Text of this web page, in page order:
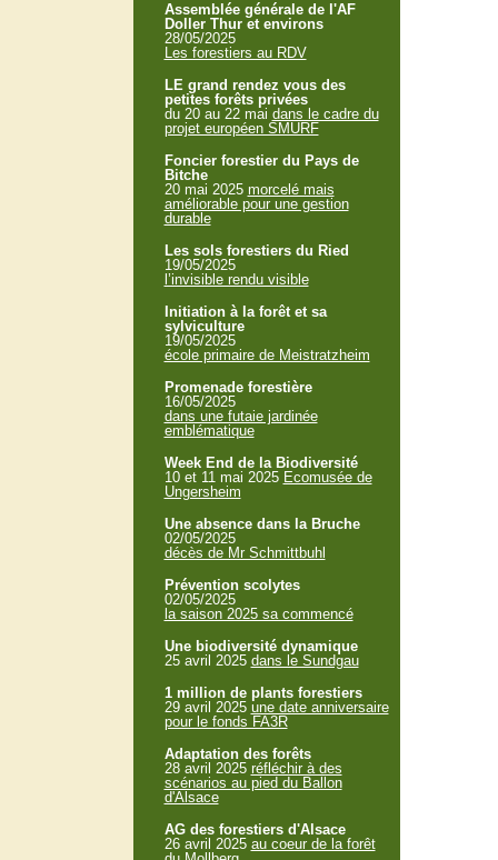
Assemblée générale de l'AF
Doller Thur et environs
28/05/2025
Les forestiers au RDV
LE grand rendez vous des
petites forêts privées
du 20 au 22 mai dans le cadre du
projet européen SMURF
Foncier forestier du Pays de
Bitche
20 mai 2025 morcelé mais
améliorable pour une gestion
durable
Les sols forestiers du Ried
19/05/2025
l’invisible rendu visible
Initiation à la forêt et sa
sylviculture
19/05/2025
école primaire de Meistratzheim
Promenade forestière
16/05/2025
dans une futaie jardinée
emblématique
Week End de la Biodiversité
10 et 11 mai 2025 Ecomusée de
Ungersheim
Une absence dans la Bruche
02/05/2025
décès de Mr Schmittbuhl
Prévention scolytes
02/05/2025
la saison 2025 sa commencé
Une biodiversité dynamique
25 avril 2025 dans le Sundgau
1 million de plants forestiers
29 avril 2025 une date anniversaire
pour le fonds FA3R
Adaptation des forêts
28 avril 2025 réfléchir à des
scénarios au pied du Ballon
d'Alsace
AG des forestiers d'Alsace
26 avril 2025 au coeur de la forêt